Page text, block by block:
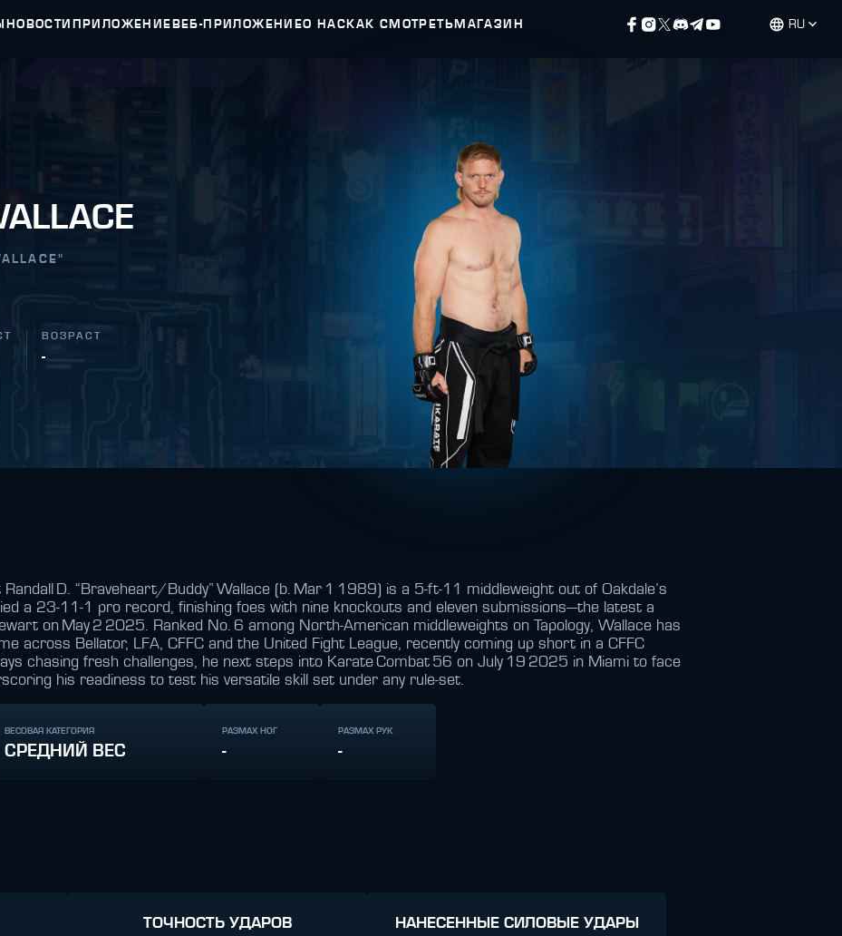
RU
НОВОСТИ ПРИЛОЖЕНИЕ ВЕБ-ПРИЛОЖЕНИЕО НАС КАК СМОТРЕТЬ МАГАЗИН
"
ВОЗРАСТ
-
Randall D. “Braveheart/Buddy” Wallace (b. Mar 1 1989) is a 5‑ft‑11 middleweight out of Oakdale’s
a 23‑11‑1 pro record, finishing foes with nine knockouts and eleven submissions—the latest a
on May 2 2025. Ranked No. 6 among North‑American middleweights on Tapology, Wallace has
across Bellator, LFA, CFFC and the United Fight League, recently coming up short in a CFFC
chasing fresh challenges, he next steps into Karate Combat 56 on July 19 2025 in Miami to face
his readiness to test his versatile skill set under any rule‑set.
ВЕСОВАЯ КАТЕГОРИЯ
СРЕДНИЙ ВЕС
РАЗМАХ НОГ
-
РАЗМАХ РУК
-
ТОЧНОСТЬ УДАРОВ НАНЕСЕННЫЕ СИЛОВЫЕ УДАРЫ